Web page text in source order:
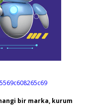
bir marka, kurum